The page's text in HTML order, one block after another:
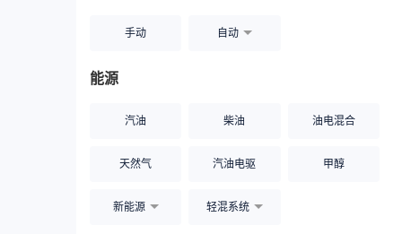
手动 自动
能源
汽油 柴油 油电混合
天然气 汽油电驱 甲醇
新能源 轻混系统